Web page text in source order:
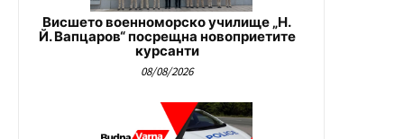
Висшето военноморско училище „Н.
Й. Вапцаров“ посрещна новоприетите
курсанти
08/08/2026